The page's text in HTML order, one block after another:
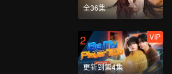
全36集
2
更新到第4集
VIP